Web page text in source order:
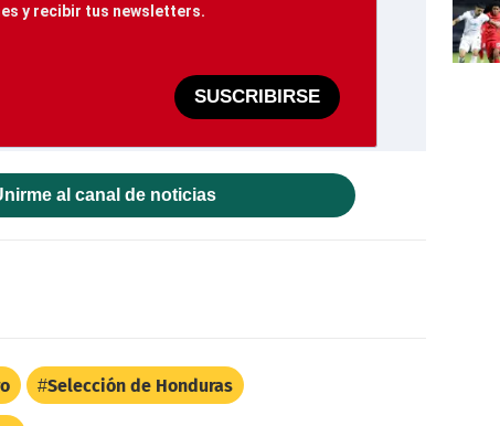
y recibir tus newsletters.
SUSCRIBIRSE
al canal de noticias
Selección de Honduras